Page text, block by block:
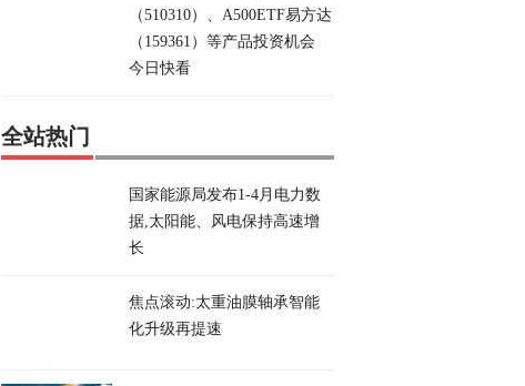
（510310）、A500ETF易方达
（159361）等产品投资机会
今日快看
全站热门
国家能源局发布1-4月电力数
据,太阳能、风电保持高速增
长
焦点滚动:太重油膜轴承智能
化升级再提速